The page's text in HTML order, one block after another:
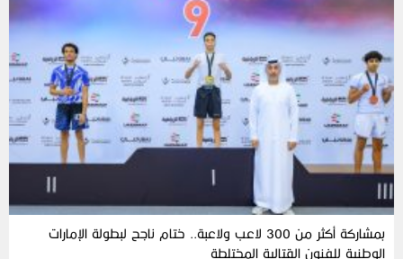
بمشاركة أكثر من 300 لاعب ولاعبة.. ختام ناجح لبطولة الإمارات
الوطنية للفنون القتالية المختلطة